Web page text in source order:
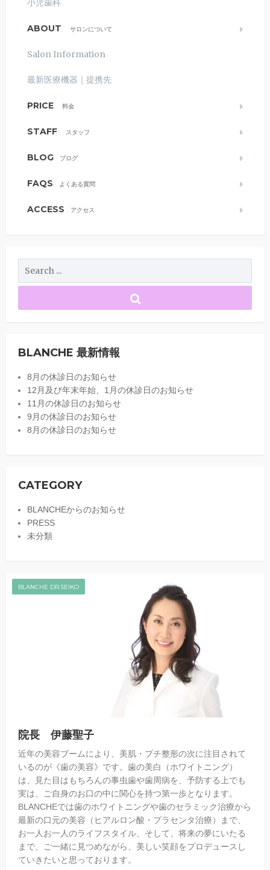
小児歯科
ABOUT サロンについて
Salon Information
最新医療機器｜提携先
PRICE 料金
STAFF スタッフ
BLOG ブログ
FAQS よくある質問
ACCESS アクセス
BLANCHE 最新情報
8月の休診日のお知らせ
12月及び年末年始、1月の休診日のお知らせ
11月の休診日のお知らせ
9月の休診日のお知らせ
8月の休診日のお知らせ
CATEGORY
BLANCHEからのお知らせ
PRESS
未分類
BLANCHE DR.SEIKO
院長 伊藤聖子
近年の美容ブームにより、美肌・プチ整形の次に注目されて
いるのが《歯の美容》です。歯の美白（ホワイトニング）
は、見た目はもちろんの事虫歯や歯周病を、予防する上でも
実は、ご自身のお口の中に関心を持つ第一歩となります。
BLANCHEでは歯のホワイトニングや歯のセラミック治療から
最新の口元の美容（ヒアルロン酸・プラセンタ治療）まで、
お一人お一人のライフスタイル、そして、将来の夢にいたる
まで、ご一緒に見つめながら、美しい笑顔をプロデュースし
ていきたいと思っております。